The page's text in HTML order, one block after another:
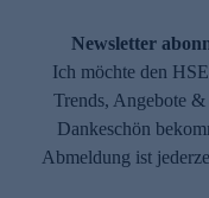
Newsletter
Ich möchte den
Trends, Angebote
Dankeschön
Abmeldung ist